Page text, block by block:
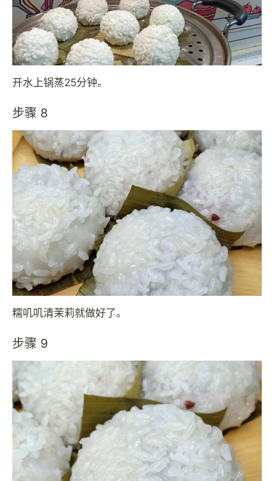
开水上锅蒸25分钟。
步骤 8
糯叽叽清茉莉就做好了。
步骤 9